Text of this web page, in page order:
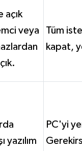
açık
veya
Tüm
kapat,
yazılım
PC'yi